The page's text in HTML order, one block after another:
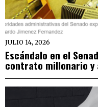
JULIO 14, 2026
Escándalo en el
contrato millonario